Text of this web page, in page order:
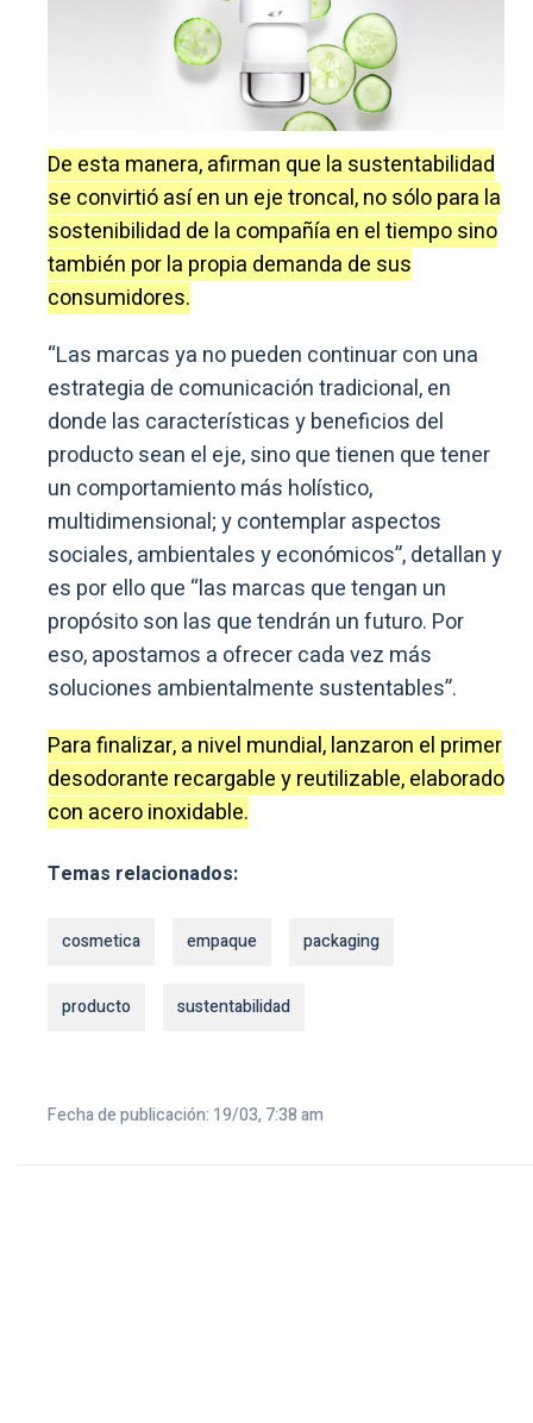
De esta manera, afirman que la sustentabilidad
se convirtió así en un eje troncal, no sólo para la
sostenibilidad de la compañía en el tiempo sino
también por la propia demanda de sus
consumidores.
“Las marcas ya no pueden continuar con una
estrategia de comunicación tradicional, en
donde las características y beneficios del
producto sean el eje, sino que tienen que tener
un comportamiento más holístico,
multidimensional; y contemplar aspectos
sociales, ambientales y económicos”, detallan y
es por ello que “las marcas que tengan un
propósito son las que tendrán un futuro. Por
eso, apostamos a ofrecer cada vez más
soluciones ambientalmente sustentables”.
Para finalizar, a nivel mundial, lanzaron el primer
desodorante recargable y reutilizable, elaborado
con acero inoxidable.
Temas relacionados:
cosmetica empaque packaging
producto sustentabilidad
Fecha de publicación: 19/03, 7:38 am